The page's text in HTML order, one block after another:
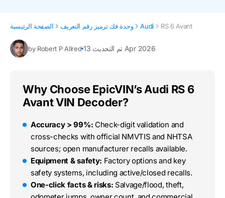
الصفحة الرئيسية وحدة فك ترميز رقم التعريف Audi RS 6 Avant
by Robert P Allred تم التحديث 13 Apr 2026
Why Choose EpicVIN’s Audi RS 6
Avant VIN Decoder?
Accuracy > 99%: Check-digit validation and
cross-checks with official NMVTIS and NHTSA
sources; open manufacturer recalls available.
Equipment & safety: Factory options and key
safety systems, including active/closed recalls.
One-click facts & risks: Salvage/flood, theft,